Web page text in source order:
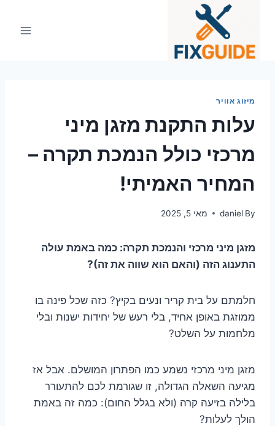
מיזוג אוויר
עלות התקנת מזגן מיני
מרכזי כולל הנמכת תקרה –
המחיר האמיתי!
By
daniel מאי 5, 2025
מזגן מיני מרכזי והנמכת תקרה: כמה באמת עולה
התענוג הזה (והאם הוא שווה את זה)?
חלמתם על בית קריר ונעים בקיץ? כזה שכל פינה בו
ממוזגת באופן אחיד, בלי רעש של יחידות ישנות ובלי
מלחמות על השלט?
מזגן מיני מרכזי נשמע כמו הפתרון המושלם. אבל אז
מגיעה השאלה הגדולה, זו שגורמת לכם להתעורר
בלילה בזיעה קרה (ולא בגלל החום): כמה זה באמת
הולך לעלות?